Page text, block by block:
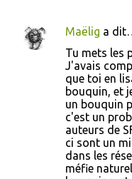
Maëlig a
Tu mets les
J'avais
que toi en
bouquin, et
un bouquin
c'est un
auteurs de
ci sont un
dans les
méfie